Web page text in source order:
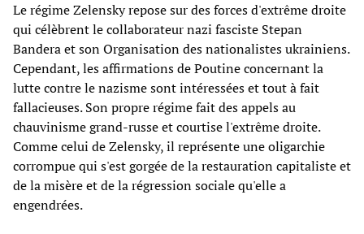
Le régime Zelensky repose sur des forces d'extrême droite
qui célèbrent le collaborateur nazi fasciste Stepan
Bandera et son Organisation des nationalistes ukrainiens.
Cependant, les affirmations de Poutine concernant la
lutte contre le nazisme sont intéressées et tout à fait
fallacieuses. Son propre régime fait des appels au
chauvinisme grand-russe et courtise l'extrême droite.
Comme celui de Zelensky, il représente une oligarchie
corrompue qui s'est gorgée de la restauration capitaliste et
de la misère et de la régression sociale qu'elle a
engendrées.